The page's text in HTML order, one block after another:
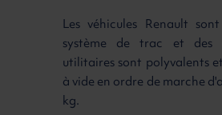
Les véhicules Renault
système de trac et des
utilitaires sont polyvalents
à vide en ordre de marche
kg.